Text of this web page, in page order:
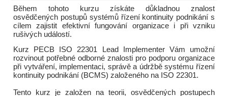
Během tohoto kurzu získáte důkladnou znalost
osvědčených postupů systémů řízení kontinuity podnikání s
cílem zajistit efektivní fungování organizace i při vzniku
rušivých událostí.
Kurz PECB ISO 22301 Lead Implementer Vám umožní
rozvinout potřebné odborné znalosti pro podporu organizace
při vytváření, implementaci, správě a údržbě systému řízení
kontinuity podnikání (BCMS) založeného na ISO 22301.
Tento kurz je založen na teorii, osvědčených postupech